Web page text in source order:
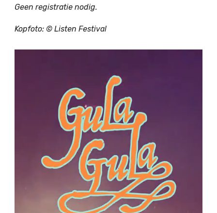
Geen registratie nodig.
Kopfoto: © Listen Festival